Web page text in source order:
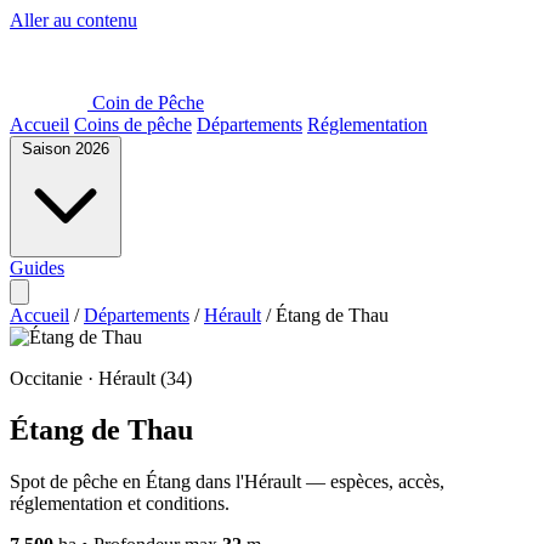
Aller au contenu
Coin de Pêche
Accueil Coins de pêche Départements Réglementation
Saison 2026
Guides
Accueil / Départements / Hérault / Étang de Thau
Occitanie · Hérault (34)
Étang de Thau
Spot de pêche en Étang dans l'Hérault — espèces, accès,
réglementation et conditions.